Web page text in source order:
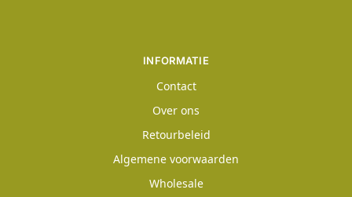
INFORMATIE
Contact
Over ons
Retourbeleid
Algemene voorwaarden
Wholesale